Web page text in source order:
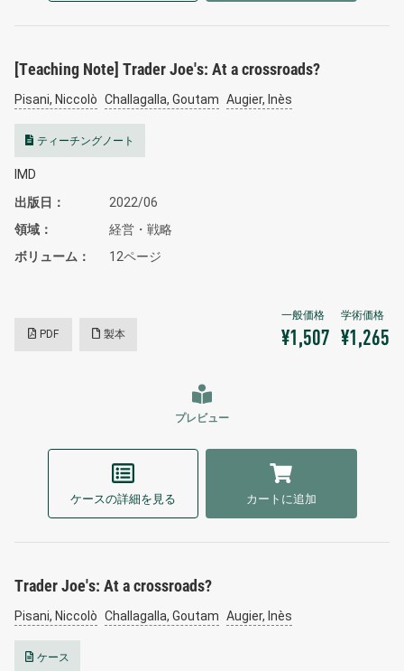
[Teaching Note] Trader Joe's: At a crossroads?
Pisani, Niccolò Challagalla, Goutam Augier, Inès
ティーチングノート
IMD
出版日
2022/06
領域
経営・戦略
ボリューム
12ページ
PDF 製本 ¥1,507 ¥1,265
プレビュー
ケースの詳細を見る カートに追加
Trader Joe's: At a crossroads?
Pisani, Niccolò Challagalla, Goutam Augier, Inès
ケース